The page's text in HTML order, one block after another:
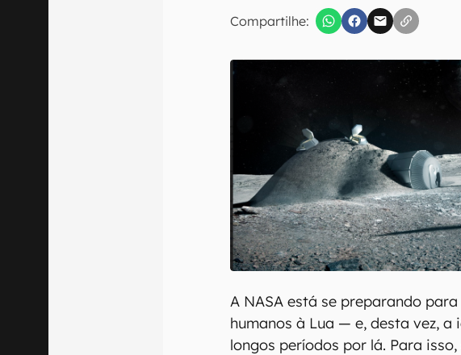
Compartilhe:
Confirmo que li, aceito e concordo
A NASA está se preparando
humanos à Lua — e, desta vez, a
longos períodos por lá. Para